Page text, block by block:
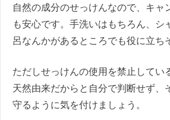
自然の成分のせっけんなので、キャ
も安心です。手洗いはもちろん、シ
呂なんかがあるところでも役に立ち
ただしせっけんの使用を禁止してい
天然由来だからと自分で判断せず、
守るように気を付けましょう。